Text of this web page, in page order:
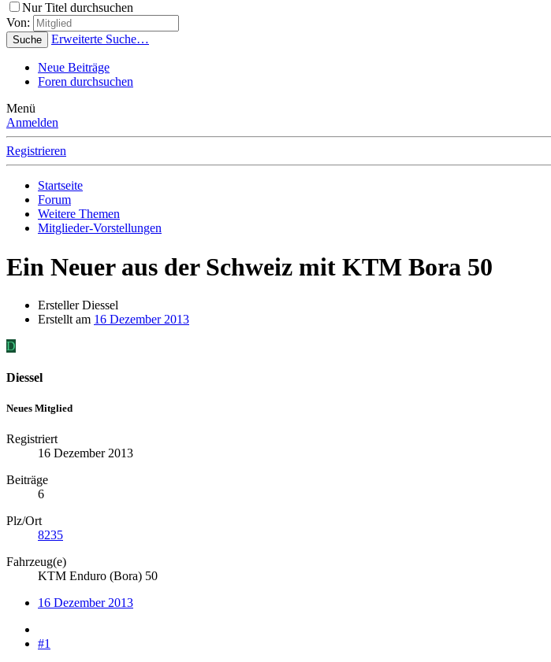
Nur Titel durchsuchen
Von:
Suche Erweiterte Suche…
Neue Beiträge
Foren durchsuchen
Menü
Anmelden
Registrieren
Startseite
Forum
Weitere Themen
Mitglieder-Vorstellungen
Ein Neuer aus der Schweiz mit KTM Bora 50
ErstellerDiessel
Erstellt am 16 Dezember 2013
D
Diessel
Neues Mitglied
Registriert
16 Dezember 2013
Beiträge
6
Plz/Ort
8235
Fahrzeug(e)
KTM Enduro (Bora) 50
16 Dezember 2013
#1